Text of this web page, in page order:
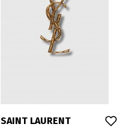
SAINT LAURENT